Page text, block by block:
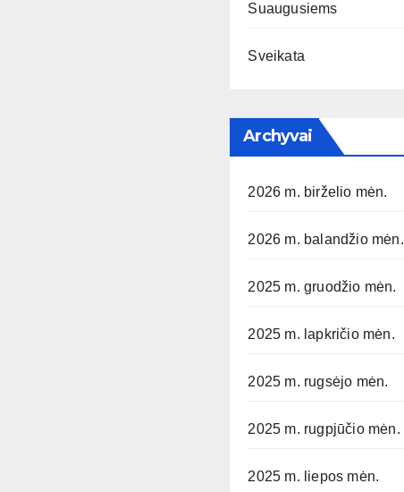
Suaugusiems
Sveikata
Archyvai
2026 m. birželio mėn.
2026 m. balandžio mėn.
2025 m. gruodžio mėn.
2025 m. lapkričio mėn.
2025 m. rugsėjo mėn.
2025 m. rugpjūčio mėn.
2025 m. liepos mėn.